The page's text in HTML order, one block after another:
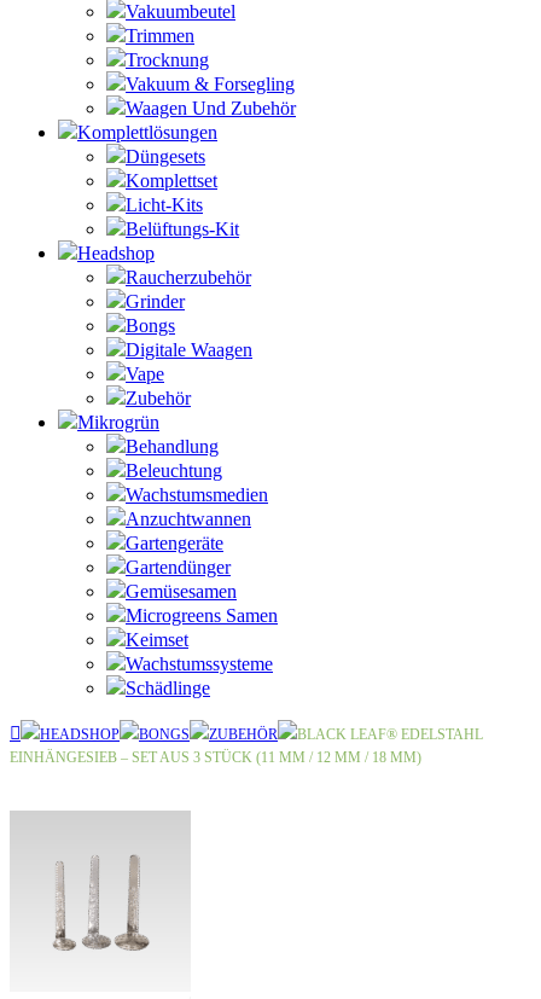
Vakuumbeutel
Trimmen
Trocknung
Vakuum & Forsegling
Waagen Und Zubehör
Komplettlösungen
Düngesets
Komplettset
Licht-Kits
Belüftungs-Kit
Headshop
Raucherzubehör
Grinder
Bongs
Digitale Waagen
Vape
Zubehör
Mikrogrün
Behandlung
Beleuchtung
Wachstumsmedien
Anzuchtwannen
Gartengeräte
Gartendünger
Gemüsesamen
Microgreens Samen
Keimset
Wachstumssysteme
Schädlinge
HEADSHOP BONGS ZUBEHÖR
BLACK LEAF® EDELSTAHL
EINHÄNGESIEB – SET AUS 3 STÜCK (11 MM / 12 MM / 18 MM)